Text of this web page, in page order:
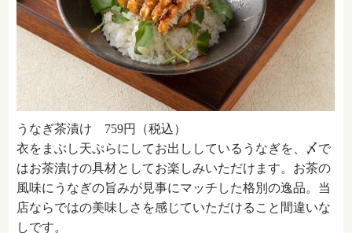
うなぎ茶漬け 759円（税込）
衣をまぶし天ぷらにしてお出ししているうなぎを、〆で
はお茶漬けの具材としてお楽しみいただけます。お茶の
風味にうなぎの旨みが見事にマッチした格別の逸品。当
店ならではの美味しさを感じていただけること間違いな
しです。